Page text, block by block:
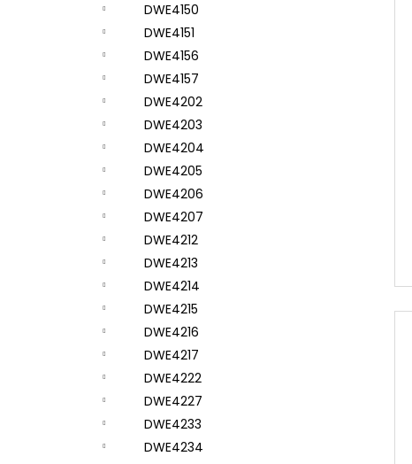
DWE4150
DWE4151
DWE4156
DWE4157
DWE4202
DWE4203
DWE4204
DWE4205
DWE4206
DWE4207
DWE4212
DWE4213
DWE4214
DWE4215
DWE4216
DWE4217
DWE4222
DWE4227
DWE4233
DWE4234